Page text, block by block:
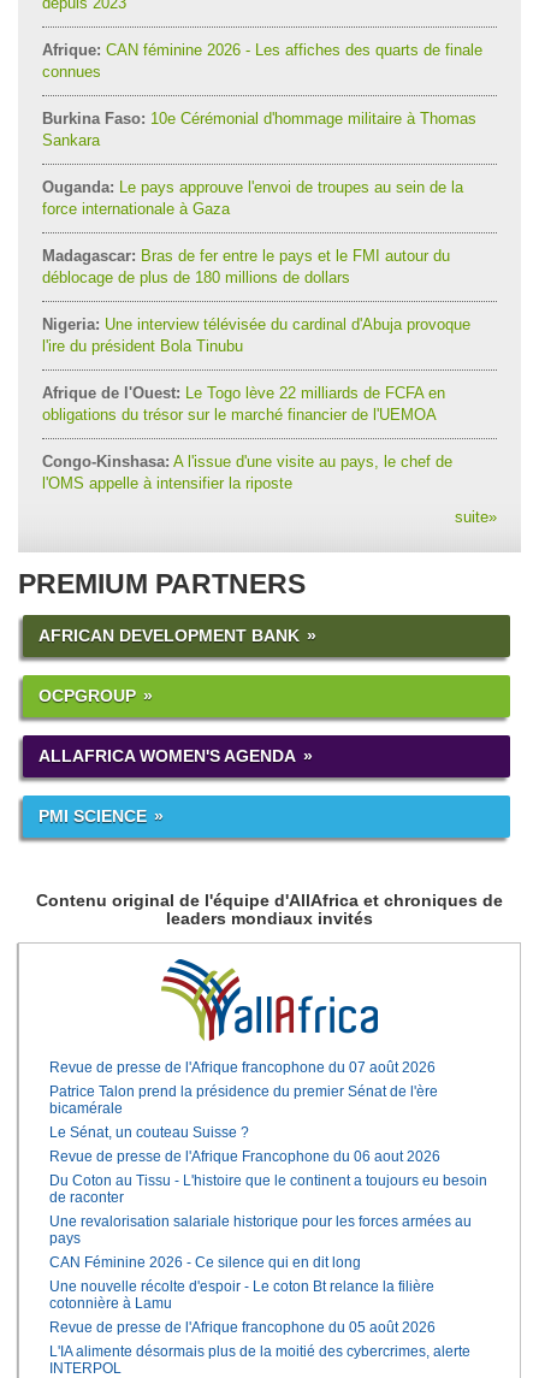
Afrique: CAN féminine 2026 - Les affiches des quarts de finale
connues
Burkina Faso: 10e Cérémonial d'hommage militaire à Thomas
Sankara
Ouganda: Le pays approuve l'envoi de troupes au sein de la
force internationale à Gaza
Madagascar: Bras de fer entre le pays et le FMI autour du
déblocage de plus de 180 millions de dollars
Nigeria: Une interview télévisée du cardinal d'Abuja provoque
l'ire du président Bola Tinubu
Afrique de l'Ouest: Le Togo lève 22 milliards de FCFA en
obligations du trésor sur le marché financier de l'UEMOA
Congo-Kinshasa: A l'issue d'une visite au pays, le chef de
l'OMS appelle à intensifier la riposte
suite»
PREMIUM PARTNERS
AFRICAN DEVELOPMENT BANK
OCPGROUP
ALLAFRICA WOMEN'S AGENDA
PMI SCIENCE
Contenu original de l'équipe d'AllAfrica et chroniques de
leaders mondiaux invités
Revue de presse de l'Afrique francophone du 07 août 2026
Patrice Talon prend la présidence du premier Sénat de l'ère
bicamérale
Le Sénat, un couteau Suisse ?
Revue de presse de l'Afrique Francophone du 06 aout 2026
Du Coton au Tissu - L'histoire que le continent a toujours eu besoin
de raconter
Une revalorisation salariale historique pour les forces armées au
pays
CAN Féminine 2026 - Ce silence qui en dit long
Une nouvelle récolte d'espoir - Le coton Bt relance la filière
cotonnière à Lamu
Revue de presse de l'Afrique francophone du 05 août 2026
L'IA alimente désormais plus de la moitié des cybercrimes, alerte
INTERPOL